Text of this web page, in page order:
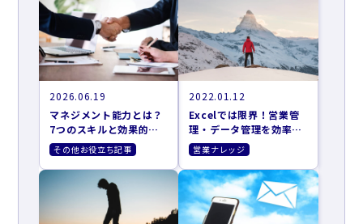
2026.06.19
マネジメント能力とは？
7つのスキルと効果的な
向上方法
その他お役立ち記事
2022.01.12
Excelでは限界！営業管
理・データ管理を効率化
する4つの方法
営業ナレッジ